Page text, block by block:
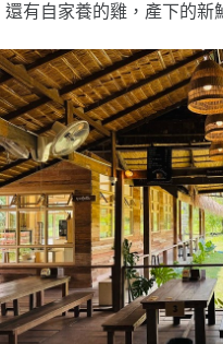
還有自家養的雞，產下的新